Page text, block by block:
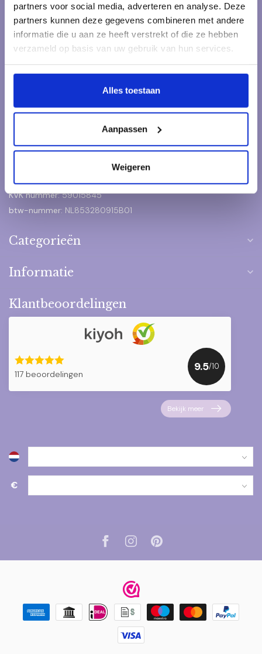
partners voor social media, adverteren en analyse. Deze
partners kunnen deze gegevens combineren met andere
informatie die u aan ze heeft verstrekt of die ze hebben
verzameld op basis van uw gebruik van hun services.
Alles toestaan
Aanpassen
Weigeren
Kraamcadeau Online.nl
Onderdeel van Het pakketje.nl
3841 EE Harderwijk
Nederland
Contact@het-pakketje.nl
KVK nummer:59015845
btw-nummer: NL853280915B01
Categorieën
Informatie
Klantbeoordelingen
117 beoordelingen
9.5/10
Bekijk meer
€